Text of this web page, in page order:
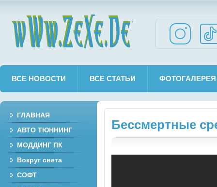
ВСЕ НОВОСТИ ВСЕ СТАТЬИ ФОТОГАЛЕРЕЯ
Бессмертные
ГЛАВНАЯ
АВТО ТЮННИНГ
МОДДИНГ ПК
Вокруг света
СОФТ